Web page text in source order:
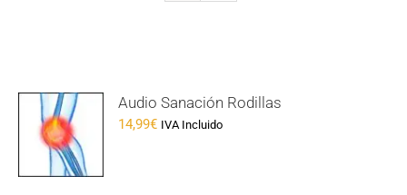
Audio Sanación Rodillas
14,99€ IVA Incluido